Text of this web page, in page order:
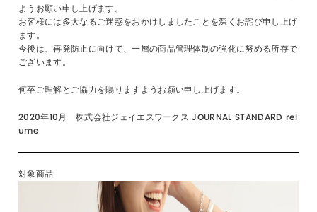
ようお願い申し上げます。
お客様には多大なるご迷惑をおかけしましたことを深くお詫び申し上げ
ます。
今後は、再発防止に向けて、一層の商品管理体制の強化に努める所存で
ございます。
何卒ご理解とご協力を賜りますようお願い申し上げます。
2020年10月 株式会社ジェイエスワークス JOURNAL STANDARD rel
ume
対象商品